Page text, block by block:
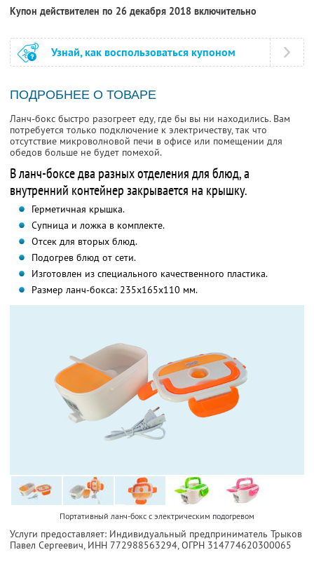
Купон действителен по 26 декабря 2018 включительно
Узнай, как воспользоваться купоном
ПОДРОБНЕЕ О ТОВАРЕ
Ланч-бокс быстро разогреет еду, где бы вы ни находились. Вам
потребуется только подключение к электричеству, так что
отсутствие микроволновой печи в офисе или помещении для
обедов больше не будет помехой.
В ланч-боксе два разных отделения для блюд, а
внутренний контейнер закрывается на крышку.
Герметичная крышка.
Супница и ложка в комплекте.
Отсек для вторых блюд.
Подогрев блюд от сети.
Изготовлен из специального качественного пластика.
Размер ланч-бокса: 235х165х110 мм.
Портативный ланч-бокс с электрическим подогревом
Услуги предоставляет: Индивидуальный предприниматель Трыков
Павел Сергеевич, ИНН 772988563294, ОГРН 314774620300065